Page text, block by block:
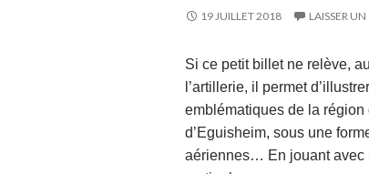
19 JUILLET 2018 LAISSER
Si ce petit billet ne relève,
l’artillerie, il permet
emblématiques de la
d’Eguisheim, sous une
aériennes… En jouant avec